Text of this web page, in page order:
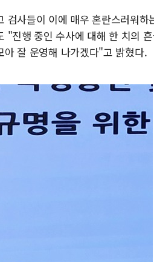
검사들이 이에 매우 혼란스러워하
"진행 중인 수사에 대해 한 치의
잘 운영해 나가겠다"고 밝혔다.